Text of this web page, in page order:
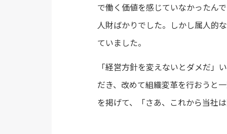
で働く価値を感じていなかったん
人財ばかりでした。しかし属人的
ていました。
「経営方針を変えないとダメだ
だき、改めて組織変革を行おうと
を掲げて、「さあ、これから当社